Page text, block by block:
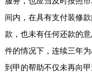
间内，在具有支付装修
款，也未有任何还款的
件的情况下，连续三年
到甲的帮助不仅未再向